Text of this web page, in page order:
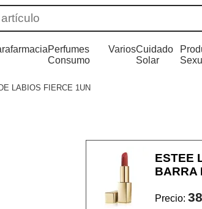
Perfumes
Consumo
VariosCuidado
Solar
LABIOS FIERCE 1UN
ESTEE
BARRA
Precio: